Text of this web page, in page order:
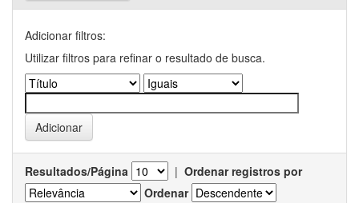
Adicionar filtros:
Utilizar filtros para refinar o resultado de busca.
Resultados/Página | Ordenar registros por
Ordenar